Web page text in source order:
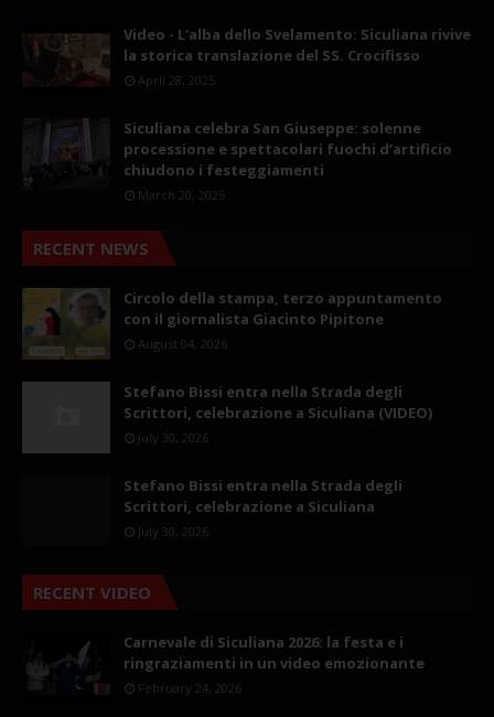
Video - L'alba dello Svelamento: Siculiana rivive
la storica translazione del SS. Crocifisso
April 28, 2025
Siculiana celebra San Giuseppe: solenne
processione e spettacolari fuochi d’artificio
chiudono i festeggiamenti
March 20, 2025
RECENT NEWS
Circolo della stampa, terzo appuntamento
con il giornalista Giacinto Pipitone
August 04, 2026
Stefano Bissi entra nella Strada degli
Scrittori, celebrazione a Siculiana (VIDEO)
July 30, 2026
Stefano Bissi entra nella Strada degli
Scrittori, celebrazione a Siculiana
July 30, 2026
RECENT VIDEO
Carnevale di Siculiana 2026: la festa e i
ringraziamenti in un video emozionante
February 24, 2026